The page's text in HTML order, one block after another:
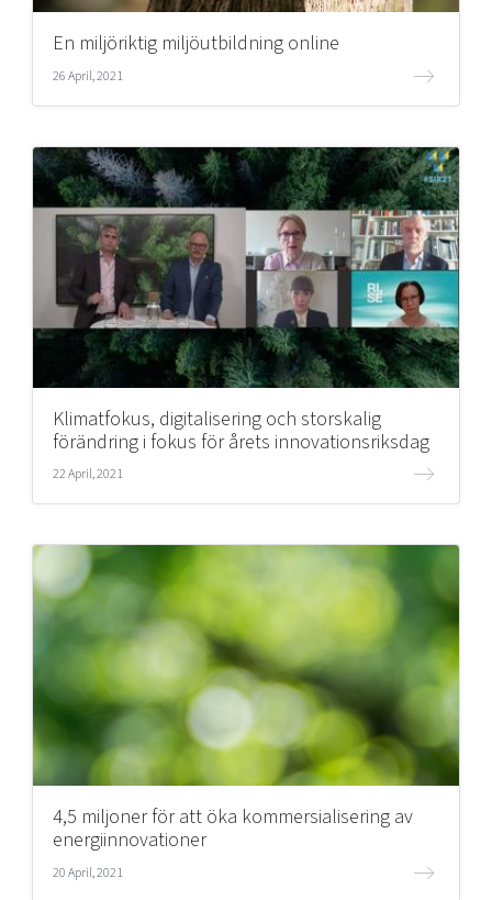
En miljöriktig miljöutbildning online
26 April, 2021
Klimatfokus, digitalisering och storskalig
förändring i fokus för årets innovationsriksdag
22 April, 2021
4,5 miljoner för att öka kommersialisering av
energiinnovationer
20 April, 2021